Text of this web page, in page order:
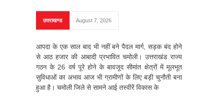
उत्तराखण्ड August 7, 2026
आपदा के एक साल बाद भी नहीं बने पैदल मार्ग, सड़क बंद होने
से आठ हजार की आबादी प्रभावित चमोली। उत्तराखंड राज्य
गठन के 26 वर्ष पूरे होने के बावजूद सीमांत क्षेत्रों में मूलभूत
सुविधाओं का अभाव आज भी ग्रामीणों के लिए बड़ी चुनौती बना
हुआ है। चमोली जिले से सामने आई तस्वीरें विकास के